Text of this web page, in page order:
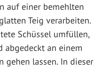
auf einer bemehlten
Teig verarbeiten.
Schüssel umfüllen,
abgedeckt an einem
lassen. In dieser